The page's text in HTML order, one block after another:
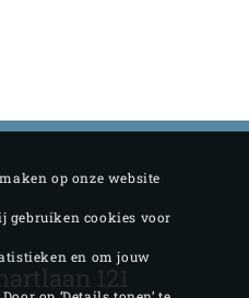
121
op onze website
gebruiken cookies voor
en om jouw